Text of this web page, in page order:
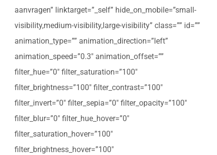
aanvragen” linktarget=”_self” hide_on_mobile=”small-
visibility,medium-visibility,large-visibility” class=”” id=””
animation_type=”” animation_direction=”left”
animation_speed=”0.3″ animation_offset=””
filter_hue=”0″ filter_saturation=”100″
filter_brightness=”100″ filter_contrast=”100″
filter_invert=”0″ filter_sepia=”0″ filter_opacity=”100″
filter_blur=”0″ filter_hue_hover=”0″
filter_saturation_hover=”100″
filter_brightness_hover=”100″